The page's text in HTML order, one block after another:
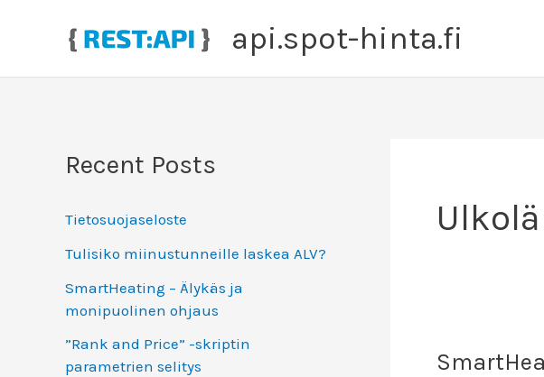
api.spot-hinta.fi
Recent Posts
Tietosuojaseloste
Tulisiko miinustunneille laskea ALV?
SmartHeating – Älykäs ja
monipuolinen ohjaus
”Rank and Price” -skriptin
parametrien selitys